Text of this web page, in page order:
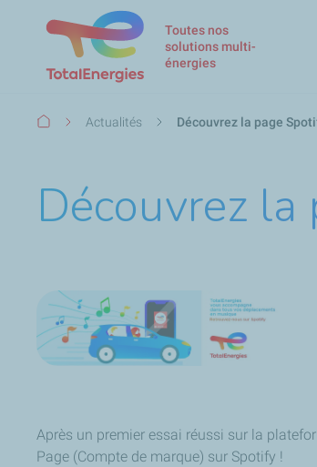
Toutes nos
solutions multi-
énergies
Fil
Actualités Découvrez la page
Découvrez la
Après un premier essai réussi sur la
Page (Compte de marque) sur Spotify !